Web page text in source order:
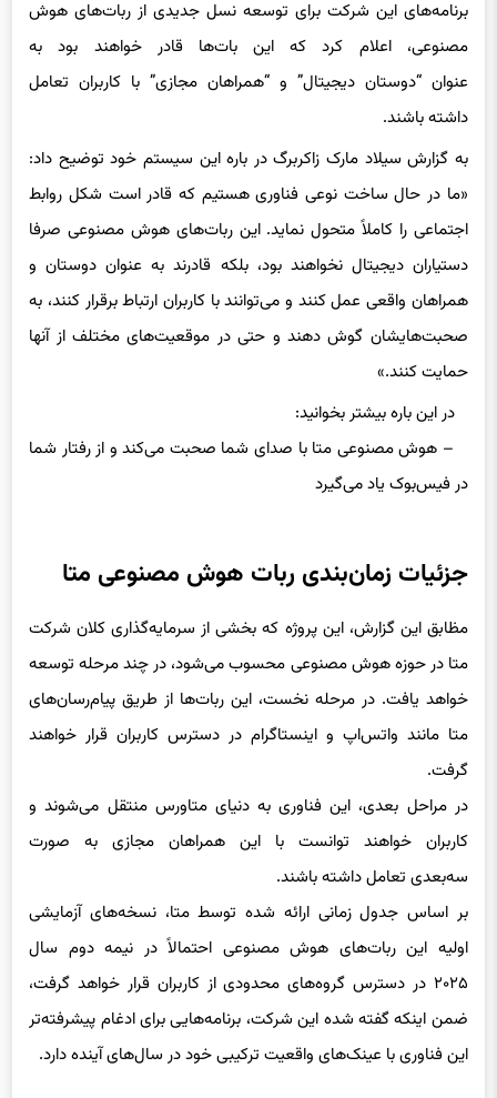
مصنوعی، اعلام کرد که این بات‌ها قادر خواهند بود به
عنوان “دوستان دیجیتال” و “همراهان مجازی” با کاربران تعامل
داشته باشند.
به گزارش سیلاد مارک زاکربرگ در باره این سیستم خود توضیح داد:
«ما در حال ساخت نوعی فناوری هستیم که قادر است شکل روابط
اجتماعی را کاملاً متحول نماید. این ربات‌های هوش مصنوعی صرفا
دستیاران دیجیتال نخواهند بود، بلکه قادرند به عنوان دوستان و
همراهان واقعی عمل کنند و می‌توانند با کاربران ارتباط برقرار کنند، به
صحبت‌هایشان گوش دهند و حتی در موقعیت‌های مختلف از آنها
حمایت کنند.»
در این باره بیشتر بخوانید:
– هوش مصنوعی متا با صدای شما صحبت می‌کند و از رفتار شما
در فیس‌بوک یاد می‌گیرد
مظابق این گزارش، این پروژه که بخشی از سرمایه‌گذاری کلان شرکت
متا در حوزه هوش مصنوعی محسوب می‌شود، در چند مرحله توسعه
خواهد یافت. در مرحله نخست، این ربات‌ها از طریق پیام‌رسان‌های
متا مانند واتس‌اپ و اینستاگرام در دسترس کاربران قرار خواهند
گرفت.
در مراحل بعدی، این فناوری به دنیای متاورس منتقل می‌شوند و
کاربران خواهند توانست با این همراهان مجازی به صورت
سه‌بعدی تعامل داشته باشند.
بر اساس جدول زمانی ارائه شده توسط متا، نسخه‌های آزمایشی
اولیه این ربات‌های هوش مصنوعی احتمالاً در نیمه دوم سال
۲۰۲۵ در دسترس گروه‌های محدودی از کاربران قرار خواهد گرفت،
ضمن اینکه گفته شده این شرکت، برنامه‌هایی برای ادغام پیشرفته‌تر
این فناوری با عینک‌های واقعیت ترکیبی خود در سال‌های آینده دارد.